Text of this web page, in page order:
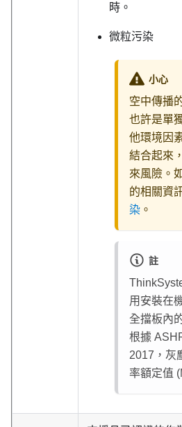
時。
微粒污染
小心
空中傳播
也許是單
他環境因
結合起來
來風險。
的相關資
染 。
註
用安裝在
全擋板內
根據
2017，灰
率額定值